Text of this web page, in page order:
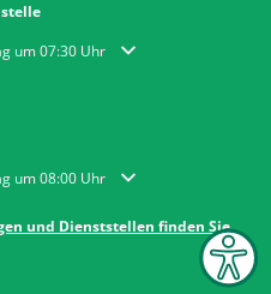
auszublenden
um 07:30 Uhr
auszublenden
um 08:00 Uhr
und Dienststellen finden Sie